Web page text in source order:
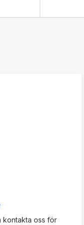
kontakta oss för